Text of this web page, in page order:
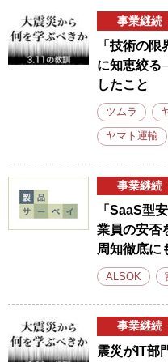
事業継続
「技術の
に知恵絞る
したこと
ツムラ
ヤマト運輸
事業継続
「SaaS型
業員の安否
周知徹底に
ALSOK
事業継続
震災がIT部